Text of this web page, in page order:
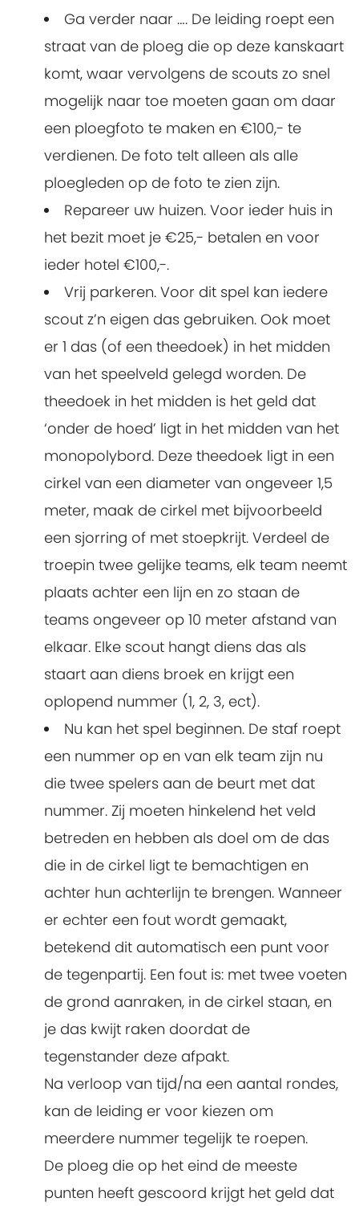
Ga verder naar …. De leiding roept een
straat van de ploeg die op deze kanskaart
komt, waar vervolgens de scouts zo snel
mogelijk naar toe moeten gaan om daar
een ploegfoto te maken en €100,- te
verdienen. De foto telt alleen als alle
ploegleden op de foto te zien zijn.
Repareer uw huizen. Voor ieder huis in
het bezit moet je €25,- betalen en voor
ieder hotel €100,-.
Vrij parkeren. Voor dit spel kan iedere
scout z’n eigen das gebruiken. Ook moet
er 1 das (of een theedoek) in het midden
van het speelveld gelegd worden. De
theedoek in het midden is het geld dat
‘onder de hoed’ ligt in het midden van het
monopolybord. Deze theedoek ligt in een
cirkel van een diameter van ongeveer 1,5
meter, maak de cirkel met bijvoorbeeld
een sjorring of met stoepkrijt. Verdeel de
troepin twee gelijke teams, elk team neemt
plaats achter een lijn en zo staan de
teams ongeveer op 10 meter afstand van
elkaar. Elke scout hangt diens das als
staart aan diens broek en krijgt een
oplopend nummer (1, 2, 3, ect).
Nu kan het spel beginnen. De staf roept
een nummer op en van elk team zijn nu
die twee spelers aan de beurt met dat
nummer. Zij moeten hinkelend het veld
betreden en hebben als doel om de das
die in de cirkel ligt te bemachtigen en
achter hun achterlijn te brengen. Wanneer
er echter een fout wordt gemaakt,
betekend dit automatisch een punt voor
de tegenpartij. Een fout is: met twee voeten
de grond aanraken, in de cirkel staan, en
je das kwijt raken doordat de
tegenstander deze afpakt.
Na verloop van tijd/na een aantal rondes,
kan de leiding er voor kiezen om
meerdere nummer tegelijk te roepen.
De ploeg die op het eind de meeste
punten heeft gescoord krijgt het geld dat